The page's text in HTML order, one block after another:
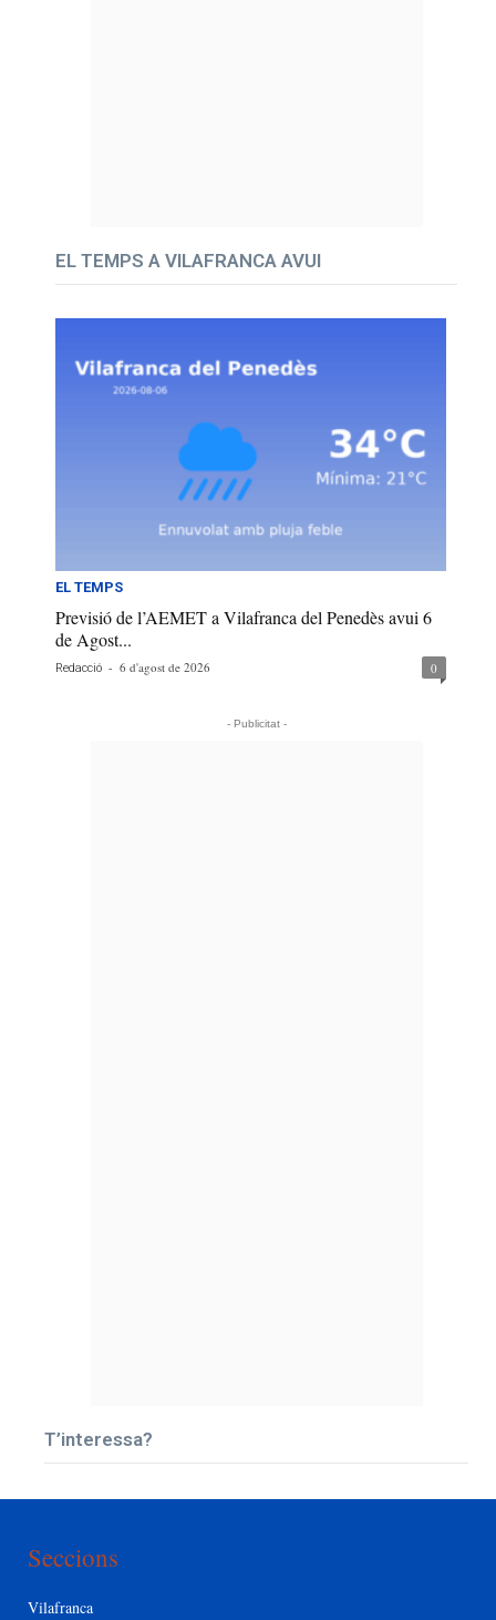
EL TEMPS A VILAFRANCA AVUI
EL TEMPS
Previsió de l’AEMET a Vilafranca del Penedès avui 6
de Agost...
Redacció - 6 d'agost de 2026 0
- Publicitat -
T’interessa?
Seccions
Vilafranca